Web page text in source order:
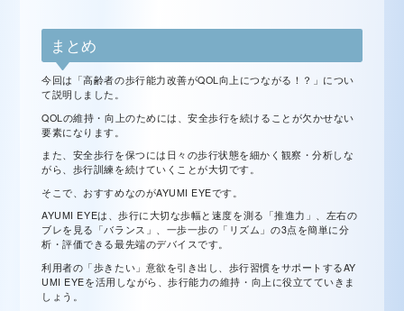
まとめ
今回は「高齢者の歩行能力改善がQOL向上につながる！？」につい
て説明しました。
QOLの維持・向上のためには、安全歩行を続けることが欠かせない
要素になります。
また、安全歩行を保つには日々の歩行状態を細かく観察・分析しな
がら、歩行訓練を続けていくことが大切です。
そこで、おすすめなのがAYUMI EYEです。
AYUMI EYEは、歩行に大切な歩幅と速度を測る「推進力」、左右の
ブレを見る「バランス」、一歩一歩の「リズム」の3点を簡単に分
析・評価できる最先端のデバイスです。
利用者の「歩きたい」意欲を引き出し、歩行習慣をサポートするAY
UMI EYEを活用しながら、歩行能力の維持・向上に役立てていきま
しょう。